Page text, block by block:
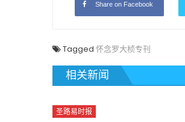
Share on Facebook
Tagged 怀念罗大桢专刊
相关新闻
圣路易时报